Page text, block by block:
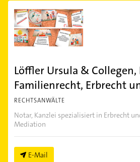
Löffler Ursula &
Familienrecht, Erbrecht
RECHTSANWÄLTE
Notar, Kanzlei spezialisiert in Erbrecht
Mediation
E-Mail